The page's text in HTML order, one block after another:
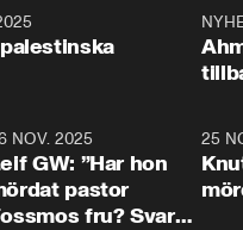
NOV. 2025
GW: ”Har hon
pastor
fru? Svar
25